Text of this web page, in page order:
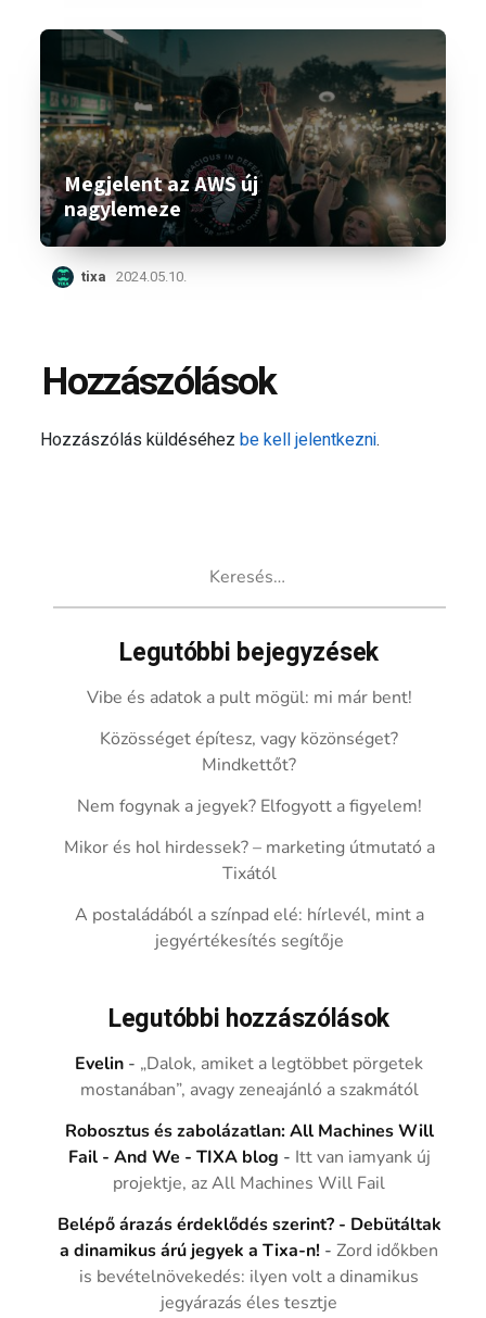
Megjelent az AWS új
nagylemeze
tixa 2024.05.10.
Hozzászólások
Hozzászólás küldéséhezbe kell jelentkezni.
Legutóbbi bejegyzések
Vibe és adatok a pult mögül: mi már bent!
Közösséget építesz, vagy közönséget?
Mindkettőt?
Nem fogynak a jegyek? Elfogyott a figyelem!
Mikor és hol hirdessek? – marketing útmutató a
Tixától
A postaládából a színpad elé: hírlevél, mint a
jegyértékesítés segítője
Legutóbbi hozzászólások
Evelin - „Dalok, amiket a legtöbbet pörgetek
mostanában”, avagy zeneajánló a szakmától
Robosztus és zabolázatlan: All Machines Will
Fail - And We - TIXA blog - Itt van iamyank új
projektje, az All Machines Will Fail
Belépő árazás érdeklődés szerint? - Debütáltak
a dinamikus árú jegyek a Tixa-n! -Zord időkben
is bevételnövekedés: ilyen volt a dinamikus
jegyárazás éles tesztje